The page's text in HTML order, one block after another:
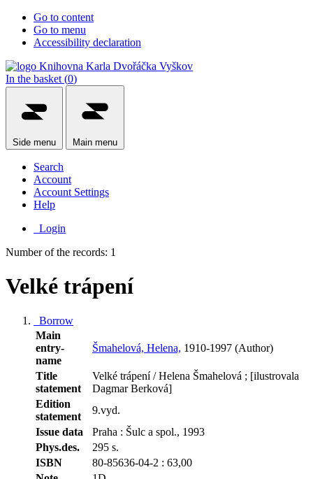
Go to content
Go to menu
Accessibility declaration
In the basket (0)
Side menu Main menu
Search
Account
Account Settings
Help
Login
Number of the records: 1
Velké trápení
Borrow
Main
entry-
name
Šmahelová, Helena, 1910-1997 (Author)
Title
statement
Velké trápení / Helena Šmahelová ; [ilustrovala
Dagmar Berková]
Edition
statement
9.vyd.
Issue data
Praha : Šulc a spol., 1993
Phys.des.
295 s.
ISBN
80-85636-04-2 : 63,00